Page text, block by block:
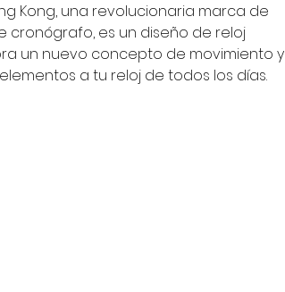
Kong, una revolucionaria marca de
es un diseño de reloj
un nuevo concepto de movimiento y
a tu reloj de todos los días.